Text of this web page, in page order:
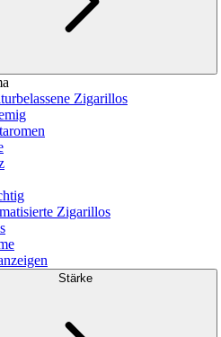
Zigarillos
Zigarillos
Stärke